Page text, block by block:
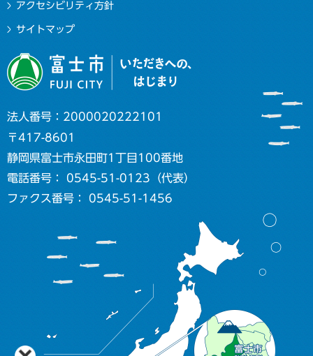
アクセシビリティ方針
サイトマップ
法人番号：2000020222101
〒417-8601
静岡県富士市永田町1丁目100番地
電話番号： 0545-51-0123（代表）
ファクス番号： 0545-51-1456